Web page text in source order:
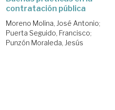
contratación pública
Moreno Molina, José Antonio;
Puerta Seguido, Francisco;
Punzón Moraleda, Jesús